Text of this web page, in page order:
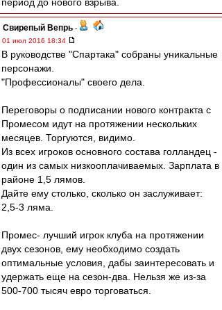
Свирепый Вепрь -
01 июл 2016 18:34
В руководстве "Спартака" собраны уникальные
персонажи.
"Профессионалы" своего дела.
Переговоры о подписании нового контракта с
Промесом идут на протяжении нескольких
месяцев. Торгуются, видимо.
Из всех игроков основного состава голландец -
один из самых низкооплачиваемых. Зарплата в
районе 1,5 лямов.
Дайте ему столько, сколько он заслуживает:
2,5-3 ляма.
Промес- лучший игрок клуба на протяжении
двух сезонов, ему необходимо создать
оптимальные условия, дабы заинтересовать и
удержать еще на сезон-два. Нельзя же из-за
500-700 тысяч евро торговаться.